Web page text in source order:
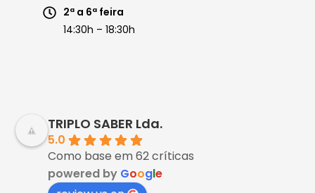
2ª a 6ª feira
14:30h – 18:30h
TRIPLO SABER Lda.
5.0
Como base em 62 críticas
powered by Google